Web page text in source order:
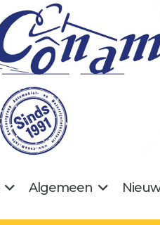
Algemeen